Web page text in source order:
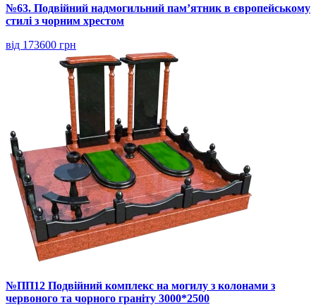
№63. Подвійний надмогильний пам’ятник в європейському
стилі з чорним хрестом
від 173600 грн
№ПП12 Подвійний комплекс на могилу з колонами з
червоного та чорного граніту 3000*2500